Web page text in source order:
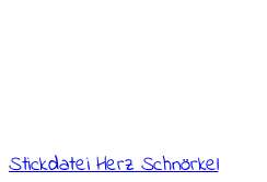
Stickdatei Herz Schnörkel